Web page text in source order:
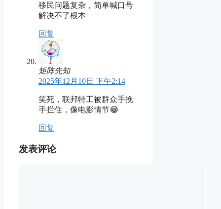
移民问题复杂，简单喊口号
解决不了根本
回复
矩阵先知
2025年12月10日 下午2:14
笑死，联邦特工被群众手挽
手拦住，像电影情节😂
回复
发表评论